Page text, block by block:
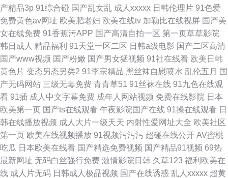
产精品3p 91综合碰 国产乱女乱 成人xxxxx 日韩伦理片 91色爱
免费黄色av网址 欧美肥老妇 欧美在线tv 加勒比在线视屏 国产美
女在线免费 91香蕉污APP 国产高清自拍一区 第一页草草影院
韩日成人 精品福利 91天堂一区二区 日韩a级电影 国产二区高清
国产www视频 国产粉嫩 国产男女猛视频 91社在线看 欧美日韩
黄色片 变态另态另类2 91李宗精品 黑丝袜自慰喷水 乱伦五月 国
产无码网站 三级无毒免费 青青草51 91丝袜在线 91九色在线观
看 91插 成人中文字幕免费 成年人网站视频 免费在线影院 日本
欧美第一页 国产ts在线观看 午夜影院国产在线 91操在线观看 日
韩在线播放视频 成人大片一级天天 内射性爱网址大全 欧美社区
第一页 欧美在线视频播放 91视频污污污 超碰在线公开 AV蜜桃
吃瓜 日本欧美在线看 国产精选免费视频 国产精品91视频 69热
最新网址 无码白丝强行免费 激情影院日韩 久草123 福利欧美在
线 成人片无码 日韩成人极品视频 国产在线诱惑 乱人xxxxx 超黄